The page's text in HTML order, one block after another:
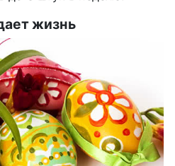
жизнь